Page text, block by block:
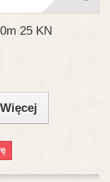
25 KN
Więcej